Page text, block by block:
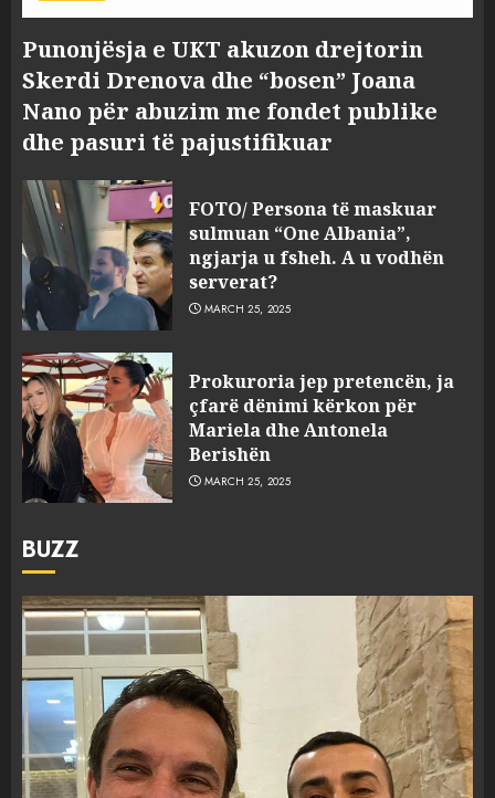
Punonjësja e UKT akuzon drejtorin
Skerdi Drenova dhe “bosen” Joana
Nano për abuzim me fondet publike
dhe pasuri të pajustifikuar
FOTO/ Persona të maskuar
sulmuan “One Albania”,
ngjarja u fsheh. A u vodhën
serverat?
MARCH 25, 2025
Prokuroria jep pretencën, ja
çfarë dënimi kërkon për
Mariela dhe Antonela
Berishën
MARCH 25, 2025
BUZZ